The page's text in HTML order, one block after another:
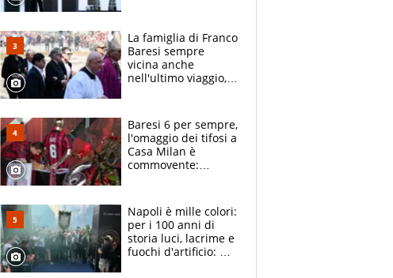
La famiglia di Franco
Baresi sempre
vicina anche
nell'ultimo viaggio,
circondati
dall'affetto dei tifosi
Baresi 6 per sempre,
l'omaggio dei tifosi a
Casa Milan è
commovente:
bigliettini
Napoli è mille colori:
per i 100 anni di
storia luci, lacrime e
fuochi d'artificio: De